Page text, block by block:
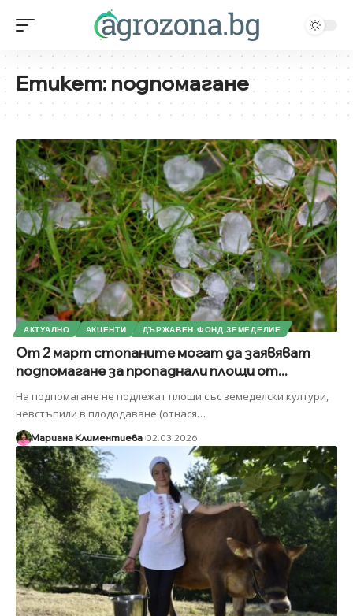
Етикет:подпомагане
АКТУАЛНО АКЦЕНТИ ДЪРЖАВЕН ФОНД ЗЕМЕДЕЛИЕ
От 2 март стопаните могат да заявяват
подпомагане за пропаднали площи от...
На подпомагане не подлежат площи със земеделски култури,
невстъпили в плододаване (отнася…
Мариана Климентиева 02.03.2026